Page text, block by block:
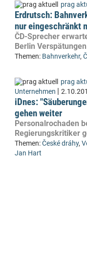
prag
Erdrutsch:
nur eingeschränkt
ČD-Sprecher
Berlin Verspätungen
Themen: Bahnverkehr,
prag
Unternehmen |
iDnes:
gehen weiter
Personalrochaden
Regierungskritiker
Themen:České dráhy,
Jan Hart